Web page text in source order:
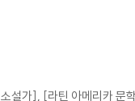
설가], [라틴 아메리카 문